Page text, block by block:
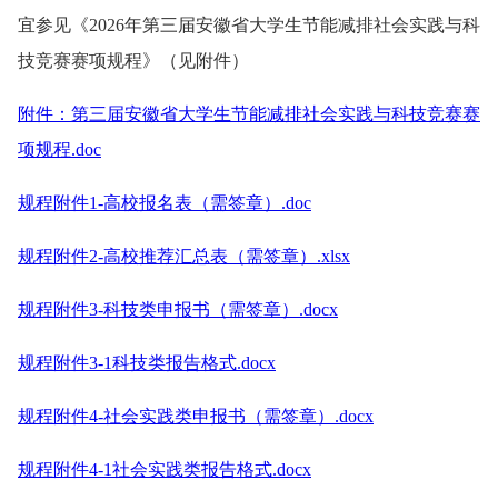
宜参见《2026年第三届安徽省大学生节能减排社会实践与科
技竞赛赛项规程》（见附件）
附件：第三届安徽省大学生节能减排社会实践与科技竞赛赛
项规程.doc
规程附件1-高校报名表（需签章）.doc
规程附件2-高校推荐汇总表（需签章）.xlsx
规程附件3-科技类申报书（需签章）.docx
规程附件3-1科技类报告格式.docx
规程附件4-社会实践类申报书（需签章）.docx
规程附件4-1社会实践类报告格式.docx